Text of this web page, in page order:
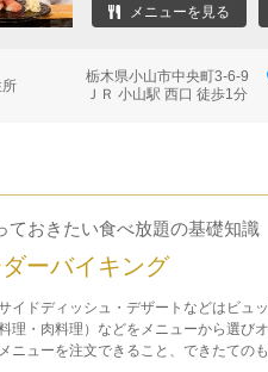
メニューを見る
栃木県小山市中央町3-6-9
ＪＲ 小山駅 西口 徒歩1分
ておきたい食べ放題の基礎知識
ーバイキング
イドディッシュ・デザートなどはビュ
理・肉料理）などをメニューから選び
ニューを注文できること、できたての